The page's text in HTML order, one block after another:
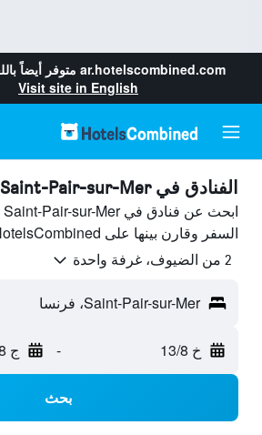
ar.hotelscombined.com متوفر أيضاً
Visit site in English
الفنادق في Saint-Pair-sur-Mer
السفر وقارن بينها على HotelsCombined ووفّر.
2 من الضيوف، غرفة واحدة
Saint-Pair-sur-Mer، فرنسا
خ 13/8 - ج 14/8
بحث